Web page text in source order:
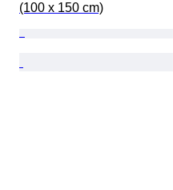
(100 x 150 cm)